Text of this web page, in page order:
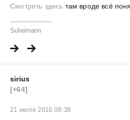
Смотреть здесь там вроде всё
--------------------
Suleimann
sirius
[+64]
21 июля 2016 09:38